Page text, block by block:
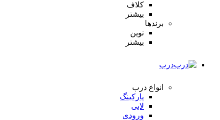
کلاف
بیشتر
برندها
نوین
بیشتر
درب
انواع درب
پارکینگ
لابی
ورودی